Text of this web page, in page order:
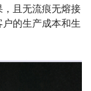
，且无流痕无熔接
的生产成本和生